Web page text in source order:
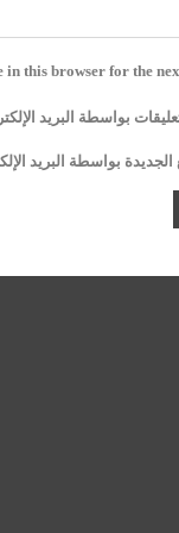
in this browser for the
بواسطة البريد
بواسطة البريد